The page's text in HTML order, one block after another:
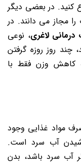
در بعضی دیگر
مجاز می‌ دانند. در
درمانی لاغری، نوعی
چند روز روزه گرفتن
کاهش وزن فقط با
مواد غذایی وجود
آب سرد است.
آب سرد باشد، بدن